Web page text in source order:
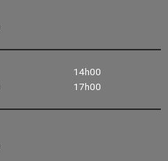
14h00
17h00